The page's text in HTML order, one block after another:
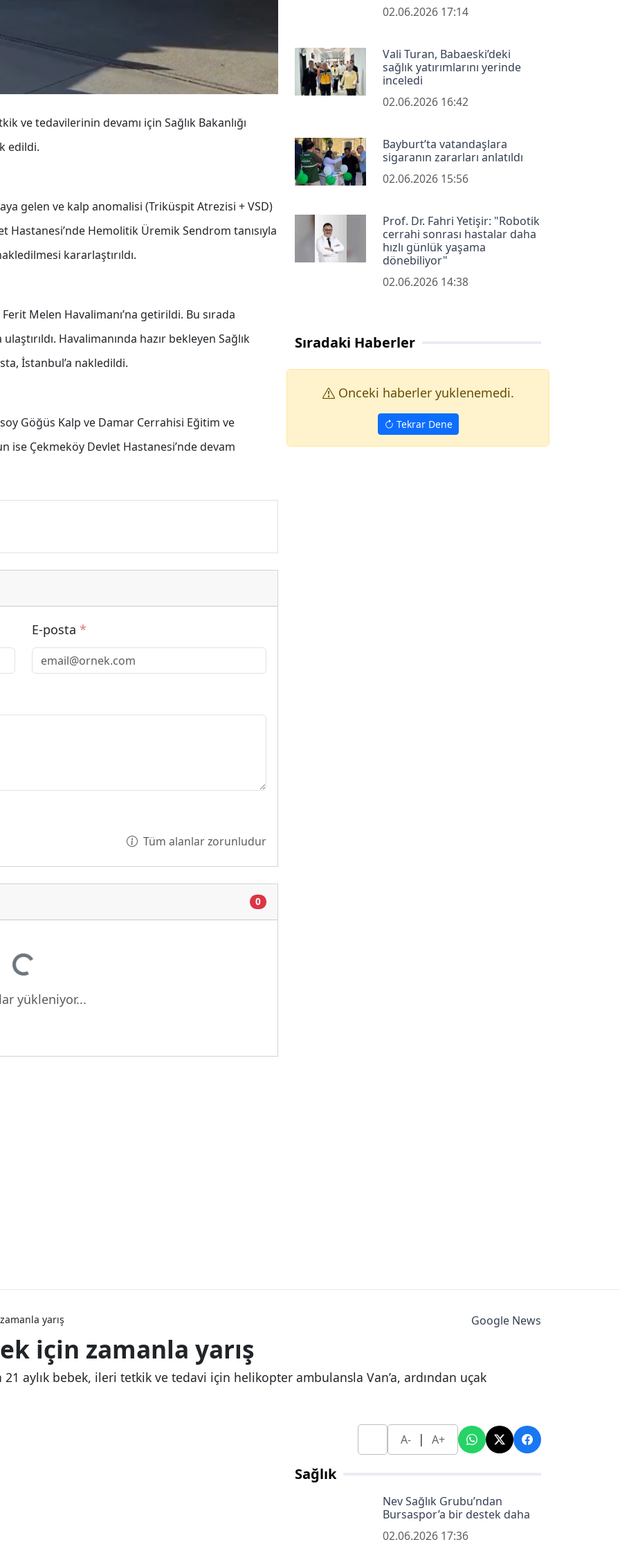
ve tedavilerinin devamı için Sağlık Bakanlığı
edildi.
gelen ve kalp anomalisi (Triküspit Atrezisi + VSD)
Hemolitik Üremik Sendrom tanısıyla
kararlaştırıldı.
Melen Havalimanı’na getirildi. Bu sırada
Havalimanında hazır bekleyen Sağlık
İstanbul’a nakledildi.
Göğüs Kalp ve Damar Cerrahisi Eğitim ve
ise Çekmeköy Devlet Hastanesi’nde devam
E-posta *
Tüm alanlar zorunludur
0
yükleniyor...
02.06.2026 17:14
Vali Turan, Babaeski’deki
sağlık yatırımlarını yerinde
inceledi
02.06.2026 16:42
Bayburt’ta vatandaşlara
sigaranın zararları anlatıldı
02.06.2026 15:56
Prof. Dr. Fahri Yetişir: "Robotik
cerrahi sonrası hastalar daha
hızlı günlük yaşama
dönebiliyor"
02.06.2026 14:38
Sıradaki Haberler
Onceki haberler yuklenemedi.
Tekrar Dene
yarış Google News
için zamanla yarış
aylık bebek, ileri tetkik ve tedavi için helikopter ambulansla Van’a, ardından uçak
A- | A+
Sağlık
Nev Sağlık Grubu’ndan
Bursaspor’a bir destek daha
02.06.2026 17:36